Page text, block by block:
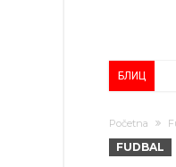
БЛИЦ
Početna
FUDBAL